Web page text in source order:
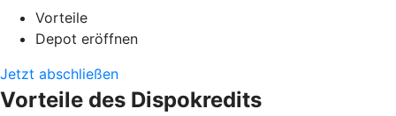
Vorteile
Depot eröffnen
Jetzt abschließen
Vorteile des Dispokredits